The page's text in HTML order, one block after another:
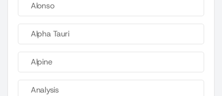
Alonso
Alpha Tauri
Alpine
Analysis